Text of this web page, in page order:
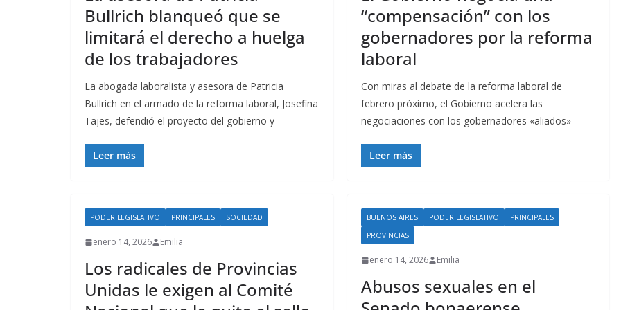
Bullrich blanqueó que se
limitará el derecho a huelga
de los trabajadores
La abogada laboralista y asesora de Patricia
Bullrich en el armado de la reforma laboral, Josefina
Tajes, defendió el proyecto del gobierno y
Leer más
“compensación” con los
gobernadores por la reforma
laboral
Con miras al debate de la reforma laboral de
febrero próximo, el Gobierno acelera las
negociaciones con los gobernadores «aliados»
Leer más
PODER LEGISLATIVO PRINCIPALES SOCIEDAD
enero 14, 2026 Emilia
Los radicales de Provincias
Unidas le exigen al Comité
BUENOS AIRES PODER LEGISLATIVO
PRINCIPALES
PROVINCIAS
enero 14, 2026 Emilia
Abusos sexuales en el